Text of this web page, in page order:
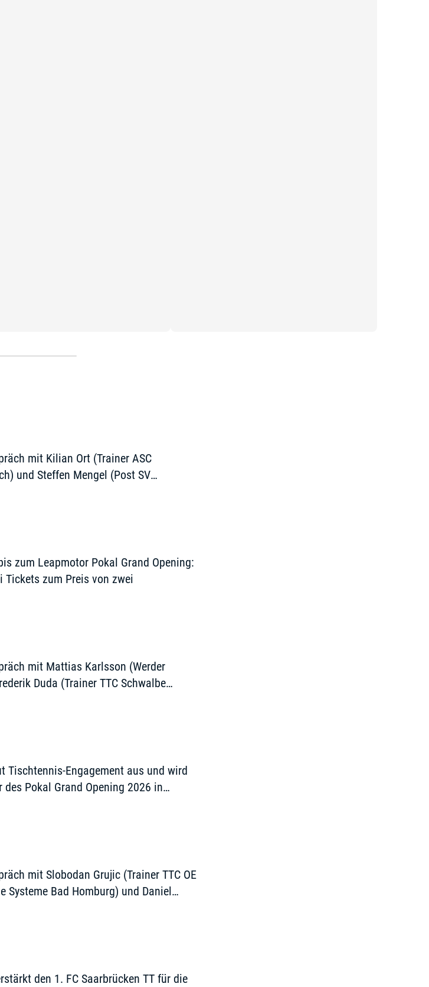
mit Kilian Ort (Trainer ASC
und Steffen Mengel (Post SV
zum Leapmotor Pokal Grand Opening:
Tickets zum Preis von zwei
mit Mattias Karlsson (Werder
Duda (Trainer TTC Schwalbe
Tischtennis-Engagement aus und wird
des Pokal Grand Opening 2026 in
mit Slobodan Grujic (Trainer TTC OE
Systeme Bad Homburg) und Daniel
den 1. FC Saarbrücken TT für die